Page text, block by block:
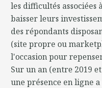
les difficultés associées
baisser leurs
des répondants
(site propre ou
l'occasion pour
Sur un an (entre 2019
une présence en ligne